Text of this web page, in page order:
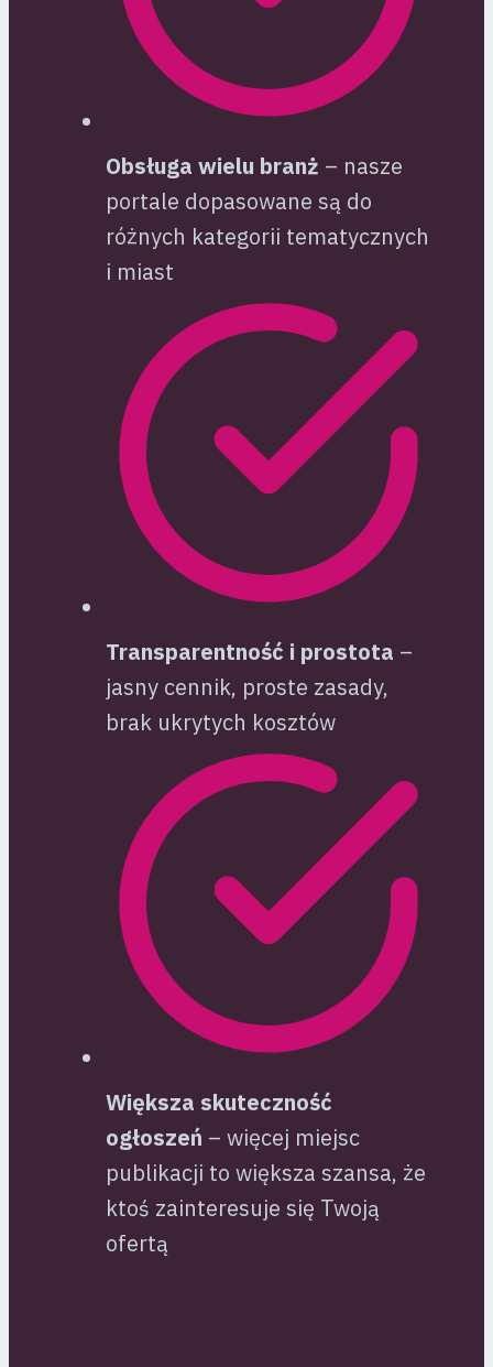
Obsługa wielu branż – nasze
portale dopasowane są do
różnych kategorii tematycznych
i miast
Transparentność i prostota –
jasny cennik, proste zasady,
brak ukrytych kosztów
Większa skuteczność
ogłoszeń – więcej miejsc
publikacji to większa szansa, że
ktoś zainteresuje się Twoją
ofertą